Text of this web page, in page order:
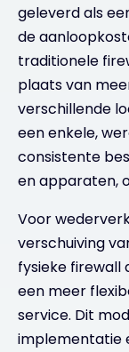
geleverd als
de
traditionele
plaats van
verschillende
een enkele,
consistente
en apparaten,
Voor
verschuiving
fysieke firewall
een meer
service. Dit
implementatie